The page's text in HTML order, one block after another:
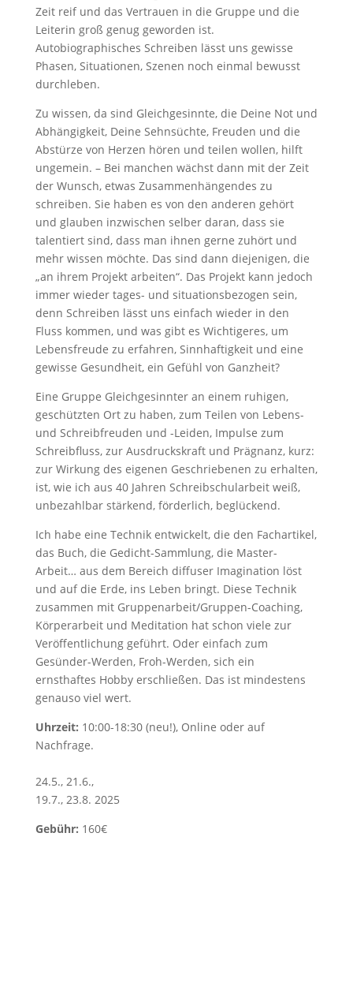
Zeit reif und das Vertrauen in die Gruppe und die
Leiterin groß genug geworden ist.
Autobiographisches Schreiben lässt uns gewisse
Phasen, Situationen, Szenen noch einmal bewusst
durchleben.
Zu wissen, da sind Gleichgesinnte, die Deine Not und
Abhängigkeit, Deine Sehnsüchte, Freuden und die
Abstürze von Herzen hören und teilen wollen, hilft
ungemein. – Bei manchen wächst dann mit der Zeit
der Wunsch, etwas Zusammenhängendes zu
schreiben. Sie haben es von den anderen gehört
und glauben inzwischen selber daran, dass sie
talentiert sind, dass man ihnen gerne zuhört und
mehr wissen möchte. Das sind dann diejenigen, die
„an ihrem Projekt arbeiten“. Das Projekt kann jedoch
immer wieder tages- und situationsbezogen sein,
denn Schreiben lässt uns einfach wieder in den
Fluss kommen, und was gibt es Wichtigeres, um
Lebensfreude zu erfahren, Sinnhaftigkeit und eine
gewisse Gesundheit, ein Gefühl von Ganzheit?
Eine Gruppe Gleichgesinnter an einem ruhigen,
geschützten Ort zu haben, zum Teilen von Lebens-
und Schreibfreuden und -Leiden, Impulse zum
Schreibfluss, zur Ausdruckskraft und Prägnanz, kurz:
zur Wirkung des eigenen Geschriebenen zu erhalten,
ist, wie ich aus 40 Jahren Schreibschularbeit weiß,
unbezahlbar stärkend, förderlich, beglückend.
Ich habe eine Technik entwickelt, die den Fachartikel,
das Buch, die Gedicht-Sammlung, die Master-
Arbeit… aus dem Bereich diffuser Imagination löst
und auf die Erde, ins Leben bringt. Diese Technik
zusammen mit Gruppenarbeit/Gruppen-Coaching,
Körperarbeit und Meditation hat schon viele zur
Veröffentlichung geführt. Oder einfach zum
Gesünder-Werden, Froh-Werden, sich ein
ernsthaftes Hobby erschließen. Das ist mindestens
genauso viel wert.
Uhrzeit: 10:00-18:30 (neu!), Online oder auf
Nachfrage.
24.5., 21.6.,
19.7., 23.8. 2025
Gebühr: 160€